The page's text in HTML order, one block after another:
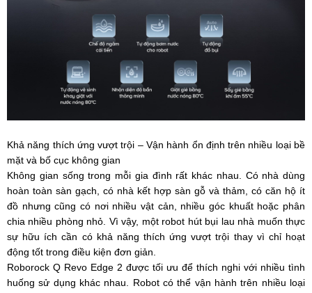
Khả năng thích ứng vượt trội – Vận hành ổn định trên nhiều loại bề
mặt và bố cục không gian
Không gian sống trong mỗi gia đình rất khác nhau. Có nhà dùng
hoàn toàn sàn gạch, có nhà kết hợp sàn gỗ và thảm, có căn hộ ít
đồ nhưng cũng có nơi nhiều vật cản, nhiều góc khuất hoặc phân
chia nhiều phòng nhỏ. Vì vậy, một robot hút bụi lau nhà muốn thực
sự hữu ích cần có khả năng thích ứng vượt trội thay vì chỉ hoạt
động tốt trong điều kiện đơn giản.
Roborock Q Revo Edge 2 được tối ưu để thích nghi với nhiều tình
huống sử dụng khác nhau. Robot có thể vận hành trên nhiều loại